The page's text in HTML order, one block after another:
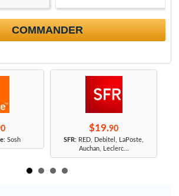
COMMANDER
: Sosh
$19.90
SFR: RED, Debitel, LaPoste,
Auchan, Leclerc...